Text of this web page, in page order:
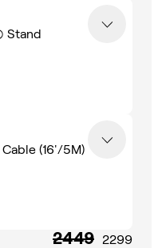
Stand
(16'/5M)
2449 2299